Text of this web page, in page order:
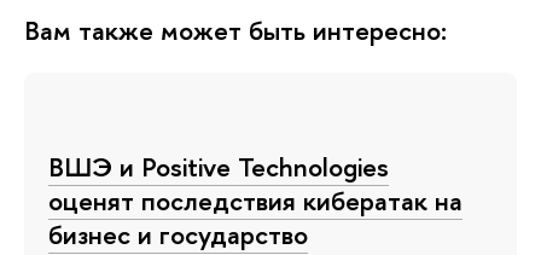
Вам также может быть интересно:
ВШЭ и Positive Technologies
оценят последствия кибератак на
бизнес и государство